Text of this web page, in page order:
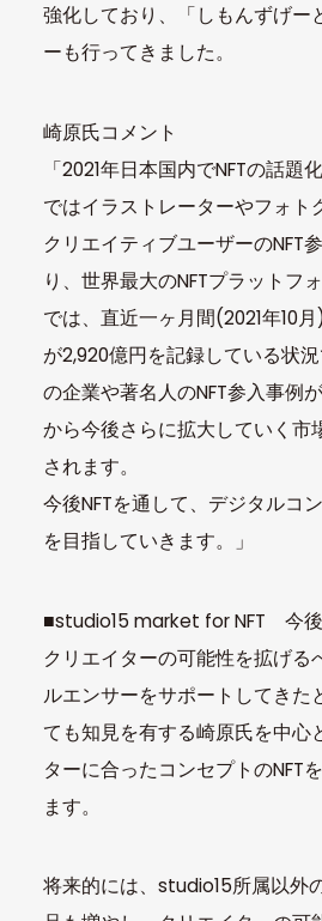
強化しており、「しもんずげー
ーも行ってきました。
崎原氏コメント
「2021年日本国内でNFTの話題
ではイラストレーターやフォト
クリエイティブユーザーのNFT
り、世界最大のNFTプラットフ
では、直近一ヶ月間(2021年10
が2,920億円を記録している状
の企業や著名人のNFT参入事例
から今後さらに拡大していく市
されます。
今後NFTを通して、デジタルコ
を目指していきます。」
■studio15 market for NFT 今
クリエイターの可能性を拡げる
ルエンサーをサポートしてきた
ても知見を有する崎原氏を中心
ターに合ったコンセプトのNFT
ます。
将来的には、studio15所属以外